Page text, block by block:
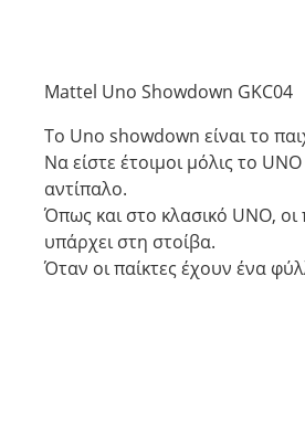
Mattel Uno Showdown GKC04
Το Uno showdown είναι το
Να είστε έτοιμοι μόλις το
αντίπαλο.
Όπως και στο κλασικό UNO,
υπάρχει στη στοίβα.
Όταν οι παίκτες έχουν ένα